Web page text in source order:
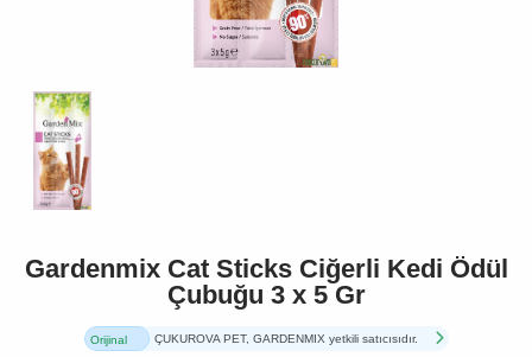
Gardenmix Cat Sticks Ciğerli Kedi Ödül
Çubuğu 3 x 5 Gr
Orijinal
ÇUKUROVA PET, GARDENMIX yetkili satıcısıdır.